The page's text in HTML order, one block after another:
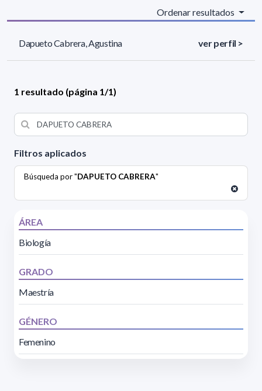
Filtros aplicados
Búsqueda por "DAPUETO CABRERA"
ÁREA
Biología
GRADO
Maestría
GÉNERO
Femenino
Ordenar resultados
Dapueto Cabrera, Agustina ver perfil >
1 resultado (página 1/1)